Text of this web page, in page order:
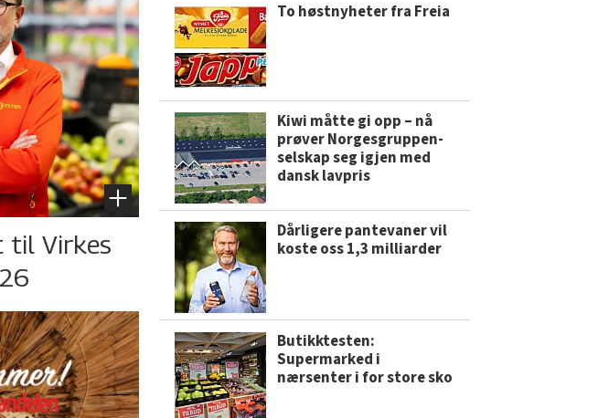
til Virkes
To høstnyheter fra Freia
Kiwi måtte gi opp – nå
prøver Norgesgruppen-
selskap seg igjen med
dansk lavpris
Dårligere pantevaner vil
koste oss 1,3 milliarder
Butikktesten:
Supermarked i
nærsenter i for store sko